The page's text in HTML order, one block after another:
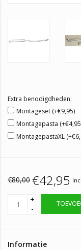
Extra benodigdheden:
Montageset (+€9,95)
Montagepasta
MontagepastaXL
€80,00 €42,95
+
-
Informatie